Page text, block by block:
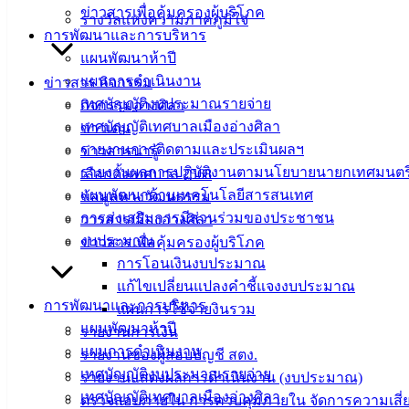
ข่าวสารเพื่อคุ้มครองผู้บริโภค
การพัฒนาและการบริหาร
แผนพัฒนาห้าปี
แผนการดำเนินงาน
เทศบัญญัติงบประมาณรายจ่าย
เทศบัญญัติเทศบาลเมืองอ่างศิลา
รายงานการติดตามและประเมินผลฯ
รายงานผลการปฏิบัติงานตามนโยบายนายกเทศมนต
แผนพัฒนาด้านเทคโนโลยีสารสนเทศ
การส่งเสริมการมีส่วนร่วมของประชาชน
งบประมาณ
การโอนเงินงบประมาณ
แก้ไขเปลี่ยนแปลงคำชี้แจงงบประมาณ
แผนการใช้จ่ายงินรวม
รายงานการเงิน
รายงานของผู้สอบบัญชี สตง.
รายงานแสดงผลการดำเนินงาน (งบประมาณ)
ตรวจสอบภายใน การควบคุมภายใน จัดการความเสี่
รางวัลแห่งความภาคภูมิใจ
ข่าวสาร กิจกรรม
กิจกรรมอ่างศิลา
ข่าวเด่น
ข่าวสารน่ารู้
เลือกตั้งเทศบาล 2568
ข้อมูลทางวัฒนธรรม
วารสารเมืองอ่างศิลา
ข่าวสารเพื่อคุ้มครองผู้บริโภค
การพัฒนาและการบริหาร
แผนพัฒนาห้าปี
แผนการดำเนินงาน
เทศบัญญัติงบประมาณรายจ่าย
เทศบัญญัติเทศบาลเมืองอ่างศิลา
ที่ตั้ง : สำนักงานเทศบาลเมืองอ่างศิลา 90/338 ม.3
ต.เสม็ด อ.เมือง จ.ชลบุรี 20000
ติดต่อ :038-142-100-104
บริการประชาชน
ดาวน์โหลดแบบฟอร์ม, เอกสาร
คู่มือสำหรับประชาชน/คู่มือการปฏิบัติงาน
ข่าวสารน่ารู้
ศุนย์ข้อมูลข่าวสารอิเล็กทรอนิกส์
องค์ความรู้ (Knowledge Management)
ติดต่อเทศบาล
สายตรงนายก
ประวัติเทศบาล